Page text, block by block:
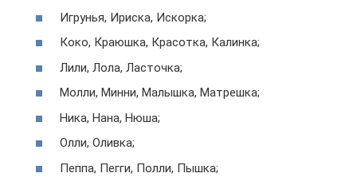
Игрунья, Ириска, Искорка;
Коко, Краюшка, Красотка, Калинка;
Лили, Лола, Ласточка;
Молли, Минни, Малышка, Матрешка;
Ника, Нана, Нюша;
Олли, Оливка;
Пеппа, Пегги, Полли, Пышка;